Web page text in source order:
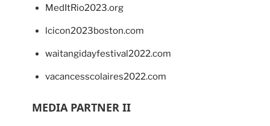
MedItRio2023.org
lcicon2023boston.com
waitangidayfestival2022.com
vacancesscolaires2022.com
MEDIA PARTNER II